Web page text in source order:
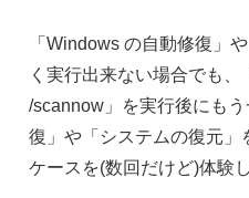
「Windows の自動修復」
く実行出来ない場合でも
/scannow」を実行後にも
復」や「システムの復元」
ケースを(数回だけど)体験